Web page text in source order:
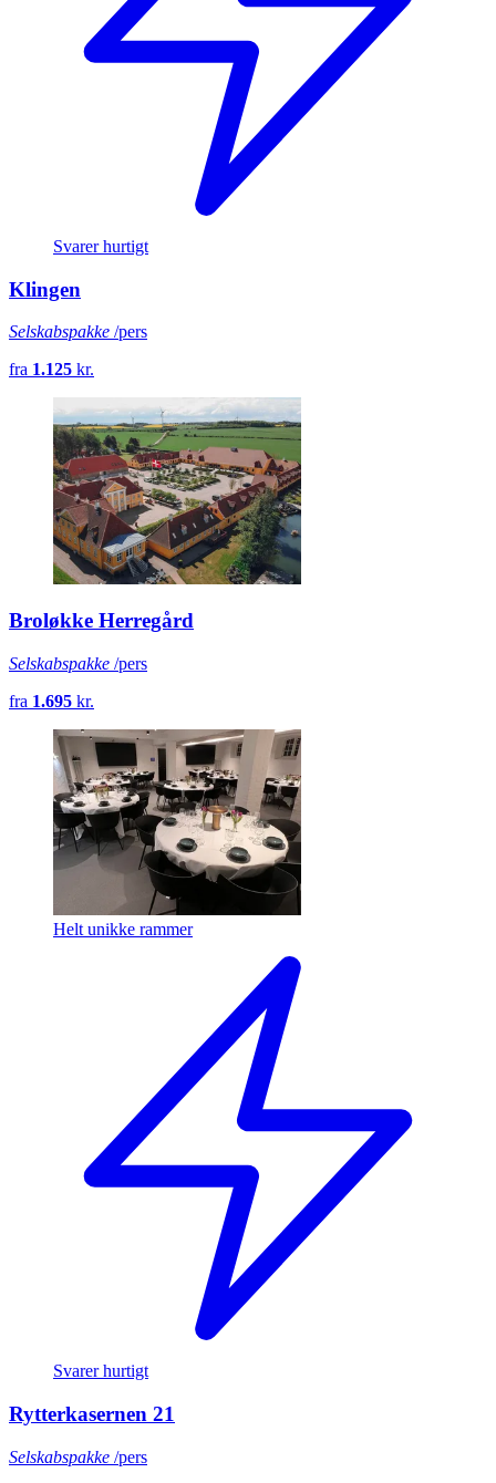
Svarer hurtigt
Klingen
Selskabspakke /pers
fra 1.125 kr.
Broløkke Herregård
Selskabspakke /pers
fra 1.695 kr.
Helt unikke rammer
Svarer hurtigt
Rytterkasernen 21
Selskabspakke /pers